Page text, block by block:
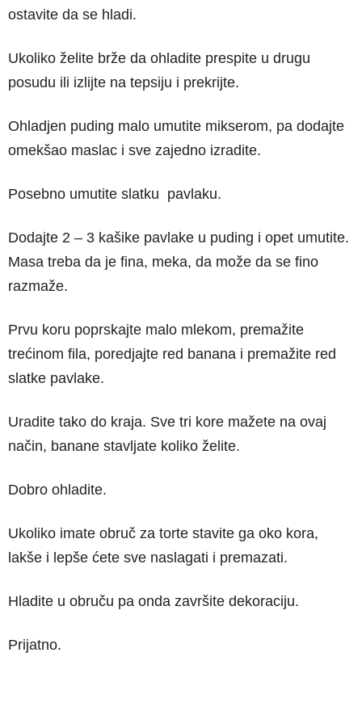
ostavite da se hladi.
Ukoliko želite brže da ohladite prespite u drugu
posudu ili izlijte na tepsiju i prekrijte.
Ohladjen puding malo umutite mikserom, pa dodajte
omekšao maslac i sve zajedno izradite.
Posebno umutite slatku pavlaku.
Dodajte 2 – 3 kašike pavlake u puding i opet umutite.
Masa treba da je fina, meka, da može da se fino
razmaže.
Prvu koru poprskajte malo mlekom, premažite
trećinom fila, poredjajte red banana i premažite red
slatke pavlake.
Uradite tako do kraja. Sve tri kore mažete na ovaj
način, banane stavljate koliko želite.
Dobro ohladite.
Ukoliko imate obruč za torte stavite ga oko kora,
lakše i lepše ćete sve naslagati i premazati.
Hladite u obruču pa onda završite dekoraciju.
Prijatno.